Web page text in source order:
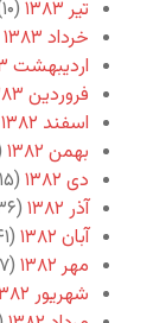
تیر ۱۳۸۳
(۱۰)
خرداد ۱۳۸۳
اردیبهشت ۱۳۸۳
فروردین ۱۳۸۳
اسفند ۱۳۸۲
بهمن ۱۳۸۲
دی ۱۳۸۲
(۱۵)
آذر ۱۳۸۲
(۳۶)
آبان ۱۳۸۲
(۴۱)
مهر ۱۳۸۲
(۳۷)
شهریور ۱۳۸۲